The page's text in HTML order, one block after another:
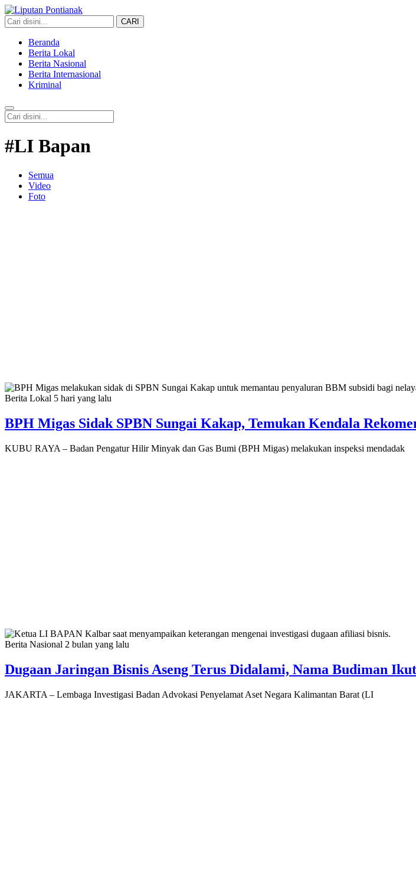
Liputan Pontianak
Berita Terkini dan TerUpdate
CARI
Beranda
Berita Lokal
Berita Nasional
Berita Internasional
Kriminal
#LI Bapan
Semua
Video
Foto
Berita Lokal 5 hari yang lalu
BPH Migas Sidak SPBN Sungai Kakap, Temukan Kendala
KUBU RAYA – Badan Pengatur Hilir Minyak dan Gas Bumi (BPH Migas) melakukan inspeksi mendadak
Berita Nasional 2 bulan yang lalu
Dugaan Jaringan Bisnis Aseng Terus Didalami, Nama Budiman
JAKARTA – Lembaga Investigasi Badan Advokasi Penyelamat Aset Negara Kalimantan Barat (LI